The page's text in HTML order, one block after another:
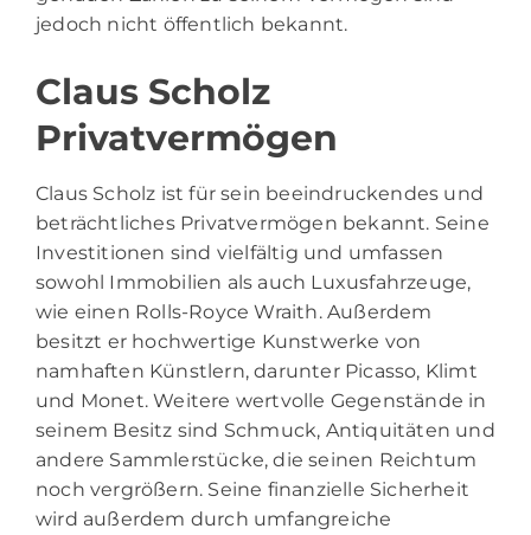
jedoch nicht öffentlich bekannt.
Claus Scholz
Privatvermögen
Claus Scholz ist für sein beeindruckendes und
beträchtliches Privatvermögen bekannt. Seine
Investitionen sind vielfältig und umfassen
sowohl Immobilien als auch Luxusfahrzeuge,
wie einen Rolls-Royce Wraith. Außerdem
besitzt er hochwertige Kunstwerke von
namhaften Künstlern, darunter Picasso, Klimt
und Monet. Weitere wertvolle Gegenstände in
seinem Besitz sind Schmuck, Antiquitäten und
andere Sammlerstücke, die seinen Reichtum
noch vergrößern. Seine finanzielle Sicherheit
wird außerdem durch umfangreiche